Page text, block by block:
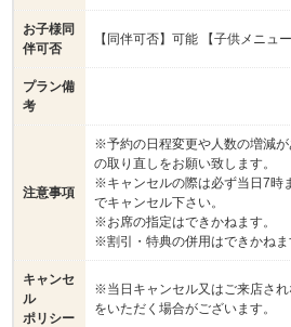
お子様同
伴可否
【同伴可否】可能 【子供メニュ
プラン備
考
注意事項
※予約の日程変更や人数の増減
の取り直しをお願い致します。
※キャンセルの際は必ず当日7時
でキャンセル下さい。
※お席の指定はできかねます。
※割引・特典の併用はできかねま
キャンセ
ル
ポリシー
※当日キャンセル又はご来店さ
をいただく場合がございます。